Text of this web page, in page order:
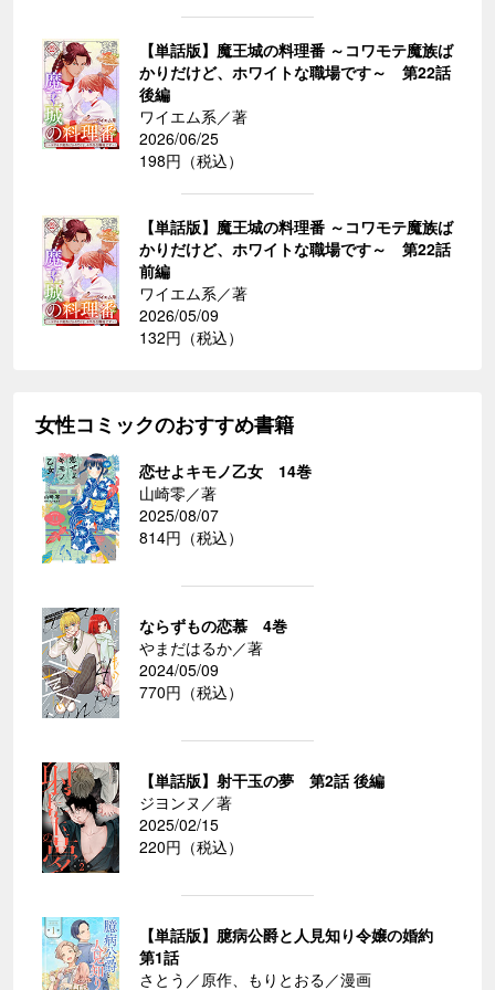
【単話版】魔王城の料理番 ～コワモテ魔族ば
かりだけど、ホワイトな職場です～ 第22話
後編
ワイエム系／著
2026/06/25
198円（税込）
【単話版】魔王城の料理番 ～コワモテ魔族ば
かりだけど、ホワイトな職場です～ 第22話
前編
ワイエム系／著
2026/05/09
132円（税込）
女性コミックのおすすめ書籍
恋せよキモノ乙女 14巻
山崎零／著
2025/08/07
814円（税込）
ならずもの恋慕 4巻
やまだはるか／著
2024/05/09
770円（税込）
【単話版】射干玉の夢 第2話 後編
ジヨンヌ／著
2025/02/15
220円（税込）
【単話版】臆病公爵と人見知り令嬢の婚約
第1話
さとう／原作、もりとおる／漫画